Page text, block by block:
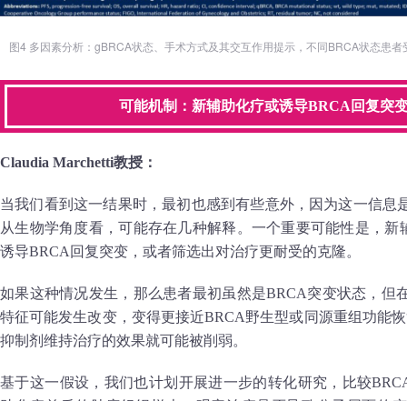
图4 多因素分析：gBRCA状态、手术方式及其交互作用提示，不同BRCA状态患
可能机制：新辅助化疗或诱导BRCA回复突
Claudia Marchetti教授：
当我们看到这一结果时，最初也感到有些意外，因为这一信息
从生物学角度看，可能存在几种解释。一个重要可能性是，
诱导BRCA回复突变，或者筛选出对治疗更耐受的克隆。
如果这种情况发生，那么患者最初虽然是BRCA突变状态，但
特征可能发生改变，变得更接近BRCA野生型或同源重组功能
抑制剂维持治疗的效果就可能被削弱。
基于这一假设，我们也计划开展进一步的转化研究，比较